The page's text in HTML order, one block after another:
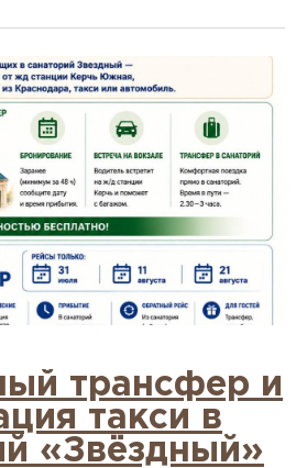
трансфер и
такси в
«Звёздный»